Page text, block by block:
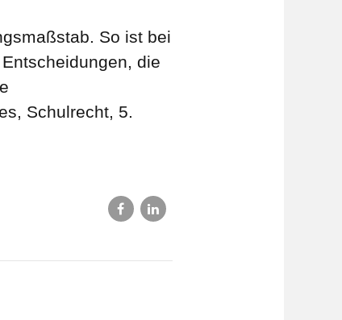
So ist bei
die
Schulrecht, 5.